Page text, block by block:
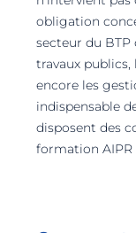
obligation
secteur du BTP
travaux
encore les
indispensable
disposent des
formation AIPR